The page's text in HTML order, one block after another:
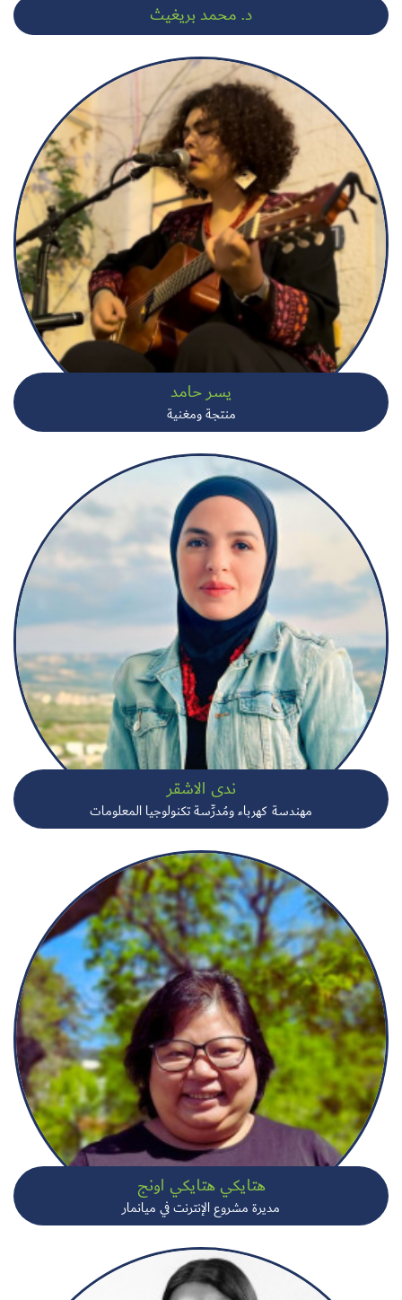
د. محمد بريغيث
يسر حامد
منتجة ومغنية
ندى الاشقر
مهندسة كهرباء ومُدرِّسة تكنولوجيا المعلومات
هتايكي هتايكي اونج
مديرة مشروع الإنترنت في ميانمار